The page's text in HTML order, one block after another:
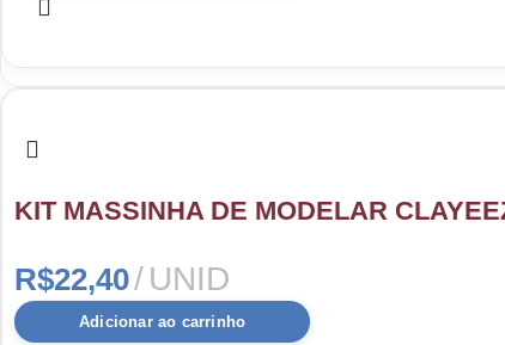
KIT MASSINHA DE MODELAR
R$22,40 UNID
Adicionar ao carrinho